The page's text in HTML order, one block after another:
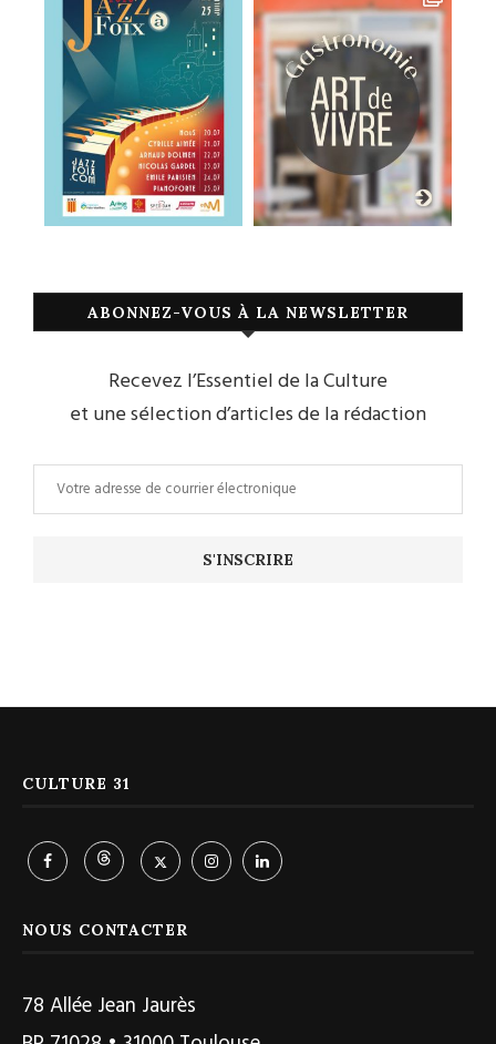
ABONNEZ-VOUS À LA NEWSLETTER
Recevez l’Essentiel de la Culture
et une sélection d’articles de la rédaction
CULTURE 31
NOUS CONTACTER
78 Allée Jean Jaurès